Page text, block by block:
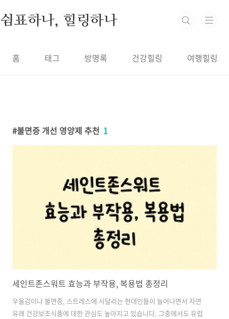
쉼표하나, 힐링하나
홈 태그 방명록 건강힐링 여행힐링
불면증 개선 영양제 추천 1
세인트존스워트 효능과 부작용, 복용법 총정리
우울감이나 불면증, 스트레스에 시달리는 현대인들이 늘어나면서 자연
유래 건강보조식품에 대한 관심도 높아지고 있습니다. 그중에서도 유럽